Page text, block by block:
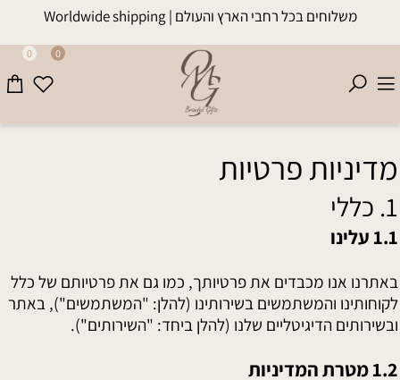
משלוחים בכל רחבי הארץ והעולם | Worldwide shipping
0 0
מדיניות פרטיות
1. כללי
1.1 עלינו
באתרנו אנו מכבדים את פרטיותך, כמו גם את פרטיותם של כלל
לקוחותינו והמשתמשים בשירותינו (להלן: "המשתמשים"), באתר
ובשירותים הדיגיטליים שלנו (להלן ביחד: "השירותים").
1.2 מטרת המדיניות